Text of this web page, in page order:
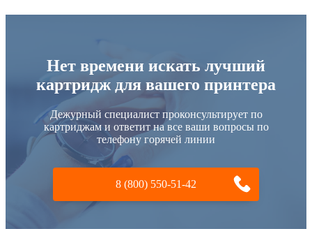
Нет времени искать лучший
картридж для вашего принтера
Дежурный специалист проконсультирует по
картриджам и ответит на все ваши вопросы по
телефону горячей линии
8 (800) 550-51-42